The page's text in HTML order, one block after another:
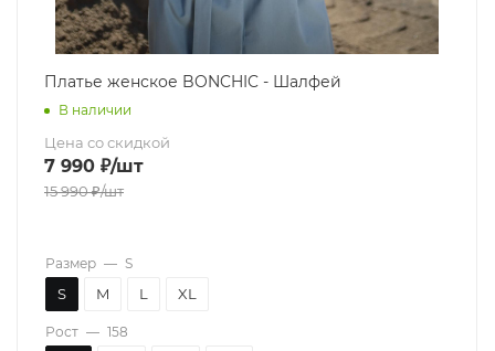
Платье женское BONCHIC - Шалфей
В наличии
Цена со скидкой
7 990 ₽/шт
15 990₽/шт
Размер — S
S M L XL
Рост — 158